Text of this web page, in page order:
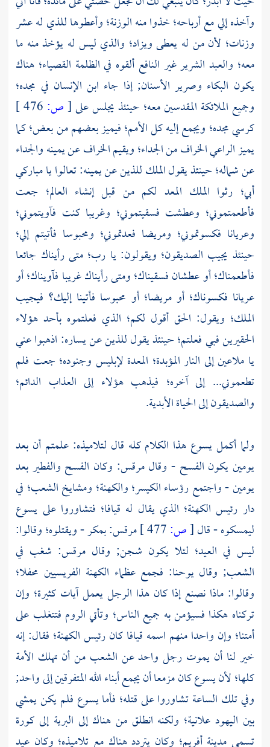
وآخذه إلي مع أرباحه؛ خذوا منه الوزنة؛ وأعطوها للذي له عشر
وزنات؛ لأن من له يعطى ويزاد؛ والذي ليس له يؤخذ منه ما
معه؛ والعبد الشرير غير النافع ألقوه في الظلمة القصياء؛ هناك
يكون البكاء وصرير الأسنان; إذا جاء ابن الإنسان في مجده؛
وجميع الملائكة المقدسين معه؛ حينئذ يجلس على[ص:
كرسي مجده؛ ويجمع إليه كل الأمم؛ فيميز بعضهم من بعض؛ كما
يميز الراعي الخراف من الجداء؛ ويقيم الخراف عن يمينه والجداء
عن شماله؛ حينئذ يقول الملك للذين عن يمينه: تعالوا يا مباركي
أبي؛ رثوا الملك المعد لكم من قبل إنشاء العالم؛ جعت
فأطعمتموني؛ وعطشت فسقيتموني؛ وغريبا كنت فآويتموني؛
وعريانا فكسوتموني؛ ومريضا فعدتموني؛ ومحبوسا فأتيتم إلي؛
حينئذ يجيب الصديقون؛ ويقولون: يا رب؛ متى رأيناك جائعا
فأطعمناك؛ أو عطشان فسقيناك؛ ومتى رأيناك غريبا فآويناك؛ أو
عريانا فكسوناك؛ أو مريضا؛ أو محبوسا فأتينا إليك؟ فيجيب
الملك؛ ويقول: الحق أقول لكم؛ الذي فعلتموه بأحد هؤلاء
الحقيرين فبي فعلتم؛ حينئذ يقول للذين عن يساره: اذهبوا عني
يا ملاعين إلى النار المؤبدة؛ المعدة لإبليس وجنوده؛ جعت فلم
تطعموني... إلى آخره؛ فيذهب هؤلاء إلى العذاب الدائم؛
والصديقون إلى الحياة الأبدية.
ولما أكمل يسوع هذا الكلام كله قال لتلاميذه: علمتم أن بعد
يومين يكون الفسح - وقالمرقس: وكان الفسح والفطير بعد
يومين - واجتمع رؤساء الكيسر؛ والكهنة؛ ومشايخ الشعب؛ في
دار رئيس الكهنة؛ الذي يقال له قيافا؛ فتشاوروا على يسوع
ليمسكوه - قال[ص: مرقس:بمكر - ويقتلوه؛ وقالوا:
ليس في العيد؛ لئلا يكون شجن; وقال مرقس: شغب في
الشعب; وقاليوحنا: فجمع عظماء الكهنة الفريسيين محفلا؛
وقالوا: ماذا نصنع إذا كان هذا الرجل يعمل آيات كثيرة؛ وإن
تركناه هكذا فسيؤمن به جميع الناس؛ وتأتيالروم فتتغلب على
أمتنا؛ وإن واحدا منهم اسمه قيافاكان رئيس الكهنة؛ فقال: إنه
خير لنا أن يموت رجل واحد عن الشعب من أن تهلك الأمة
كلها؛ لأن يسوع كان مزمعا أن يجمع أبناء الله المتفرقين إلى واحد;
وفي تلك الساعة تشاوروا على قتله؛ فأما يسوع فلم يكن يمشي
بين اليهود علانية؛ ولكنه انطلق من هناك إلى البرية إلى كورة
تسمى مدينة أفريم؛ وكان يتردد هناك مع تلاميذه؛ وكان عيد